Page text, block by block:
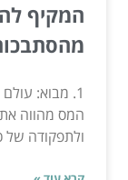
המקיף
מהסתבכות
1. מבוא:
המס מהווה את
ולתפקודה של